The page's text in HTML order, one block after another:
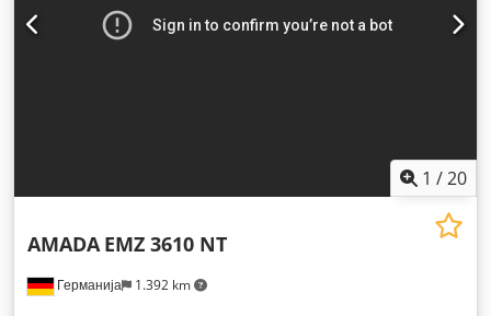
1 /20
Германија 1.392 km
AMADA EMZ 3610 NT